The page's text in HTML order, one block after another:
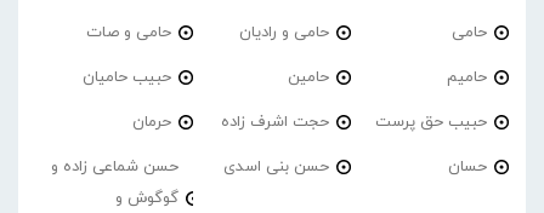
حامی حامی و رادیان حامی و صات
حامیم حامین حبیب حامیان
حبیب حق پرست حجت اشرف زاده حرمان
حسان حسن بنی اسدی
حسن شماعی زاده و
گوگوش و